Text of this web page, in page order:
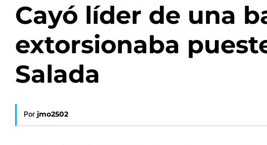
Cayó líder de una
extorsionaba
Salada
Por jmo2502